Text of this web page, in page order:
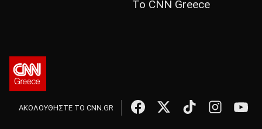
Το CNN Greece
ΑΚΟΛΟΥΘΗΣΤΕ ΤΟ CNN.GR